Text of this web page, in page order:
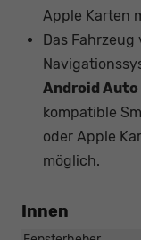
Apple Karten
Das
Android Auto
kompatible
oder Apple
möglich.
Innen